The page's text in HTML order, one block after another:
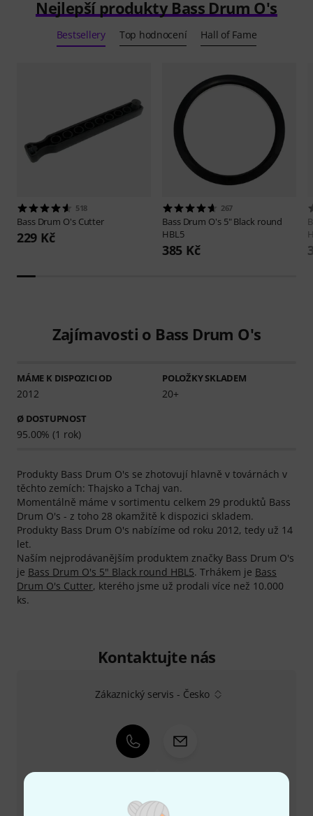
Nejlepší produkty Bass Drum O's
Bestsellery Top hodnocení Hall of Fame
518
Bass Drum O's Cutter
229 Kč
267
Bass Drum O's 5" Black round
HBL5
385 Kč
Zajímavosti o Bass Drum O's
MÁME K DISPOZICI OD
2012
POLOŽKY SKLADEM
20+
Ø DOSTUPNOST
95.00% (1 rok)
Produkty Bass Drum O's se zhotovují hlavně v továrnách v
těchto zemích: Thajsko a Tchaj van.
Momentálně máme v sortimentu celkem 29 produktů Bass
Drum O's - z toho 28 okamžitě k dispozici skladem.
Produkty Bass Drum O's nabízíme od roku 2012, tedy už 14
let.
Naším nejprodávanějším produktem značky Bass Drum O's
je Bass Drum O's 5" Black round HBL5. Trhákem je Bass
Drum O's Cutter, kterého jsme už prodali více než 10.000
ks.
Kontaktujte nás
Zákaznický servis - Česko